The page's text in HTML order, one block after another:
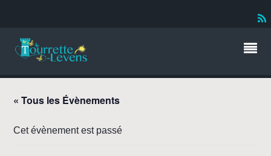
« Tous les Évènements
Cet évènement est passé